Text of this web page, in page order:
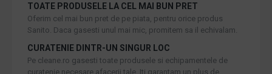
TOATE PRODUSELE LA CEL MAI BUN PRET
Oferim cel mai bun pret de pe piata, pentru orice produs
Sanito. Daca gasesti unul mai mic, promitem sa il echivalam.
CURATENIE DINTR-UN SINGUR LOC
Pe cleane.ro gasesti toate produsele si echipamentele de
curatenie necesare afacerii tale. Iti garantam un plus de